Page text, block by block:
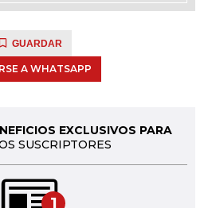
GUARDAR
A WHATSAPP
EXCLUSIVOS PARA
SUSCRIPTORES
1